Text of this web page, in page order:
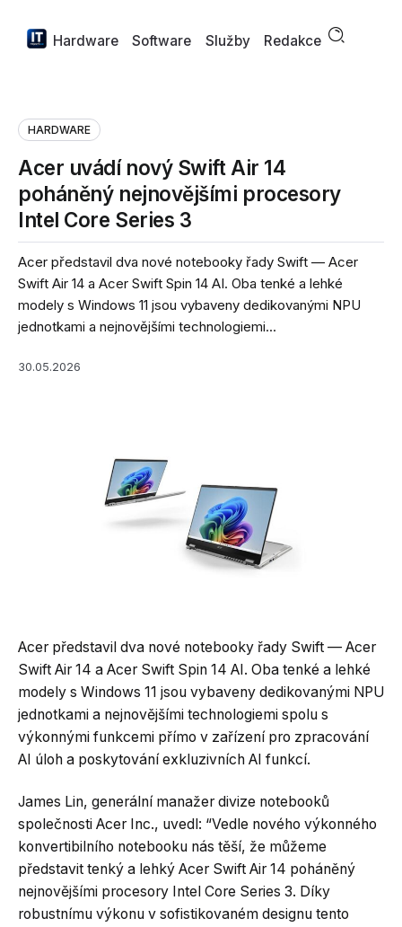
Hardware Software Služby Redakce
HARDWARE
Acer uvádí nový Swift Air 14
poháněný nejnovějšími procesory
Intel Core Series 3
Acer představil dva nové notebooky řady Swift — Acer
Swift Air 14 a Acer Swift Spin 14 AI. Oba tenké a lehké
modely s Windows 11 jsou vybaveny dedikovanými NPU
jednotkami a nejnovějšími technologiemi...
30.05.2026
Acer představil dva nové notebooky řady Swift — Acer
Swift Air 14 a Acer Swift Spin 14 AI. Oba tenké a lehké
modely s Windows 11 jsou vybaveny dedikovanými NPU
jednotkami a nejnovějšími technologiemi spolu s
výkonnými funkcemi přímo v zařízení pro zpracování
AI úloh a poskytování exkluzivních AI funkcí.
James Lin, generální manažer divize notebooků
společnosti Acer Inc., uvedl: “Vedle nového výkonného
konvertibilního notebooku nás těší, že můžeme
představit tenký a lehký Acer Swift Air 14 poháněný
nejnovějšími procesory Intel Core Series 3. Díky
robustnímu výkonu v sofistikovaném designu tento